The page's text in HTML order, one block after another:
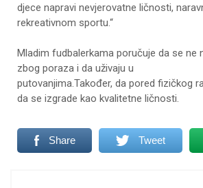
djece napravi nevjerovatne ličnosti,
rekreativnom sportu.“
Mladim fudbalerkama poručuje da se ne
zbog poraza i da uživaju u
putovanjima.Također, da pored fizičkog
da se izgrade kao kvalitetne ličnosti.
Share Tweet